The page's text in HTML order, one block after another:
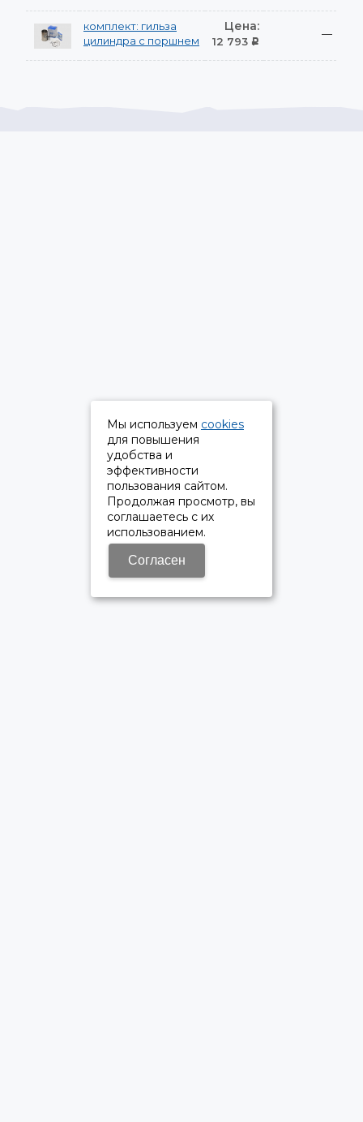
комплект: гильза
цилиндра с поршнем
Цена:
12 793 Р
—
Мы используем cookies
для повышения
удобства и
эффективности
пользования сайтом.
Продолжая просмотр, вы
соглашаетесь с их
использованием.
Согласен